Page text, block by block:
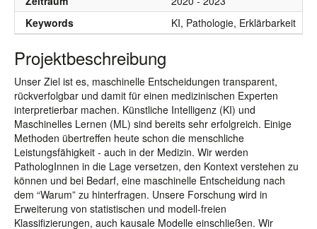
Keywords
KI, Pathologie, Erklärbarkeit
Projektbeschreibung
Unser Ziel ist es, maschinelle Entscheidungen transparent,
rückverfolgbar und damit für einen medizinischen Experten
interpretierbar machen. Künstliche Intelligenz (KI) und
Maschinelles Lernen (ML) sind bereits sehr erfolgreich. Einige
Methoden übertreffen heute schon die menschliche
Leistungsfähigkeit - auch in der Medizin. Wir werden
PathologInnen in die Lage versetzen, den Kontext verstehen zu
können und bei Bedarf, eine maschinelle Entscheidung nach
dem “Warum” zu hinterfragen. Unsere Forschung wird in
Erweiterung von statistischen und modell-freien
Klassifizierungen, auch kausale Modelle einschließen. Wir